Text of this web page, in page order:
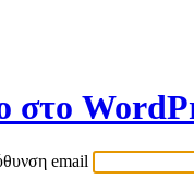
στο
email